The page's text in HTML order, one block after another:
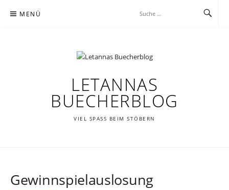
Inhalt MENÜ
LETANNAS
BUECHERBLOG
VIEL SPASS BEIM STÖBERN
Gewinnspielauslosung